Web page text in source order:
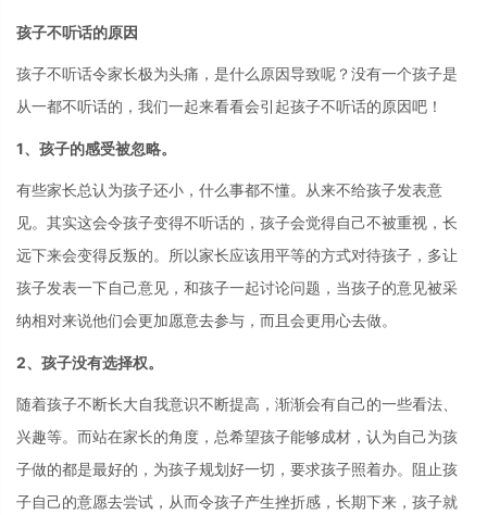
孩子不听话的原因
孩子不听话令家长极为头痛，是什么原因导致呢？没有一个孩子是
从一都不听话的，我们一起来看看会引起孩子不听话的原因吧！
1、孩子的感受被忽略。
有些家长总认为孩子还小，什么事都不懂。从来不给孩子发表意
见。其实这会令孩子变得不听话的，孩子会觉得自己不被重视，长
远下来会变得反叛的。所以家长应该用平等的方式对待孩子，多让
孩子发表一下自己意见，和孩子一起讨论问题，当孩子的意见被采
纳相对来说他们会更加愿意去参与，而且会更用心去做。
2、孩子没有选择权。
随着孩子不断长大自我意识不断提高，渐渐会有自己的一些看法、
兴趣等。而站在家长的角度，总希望孩子能够成材，认为自己为孩
子做的都是最好的，为孩子规划好一切，要求孩子照着办。阻止孩
子自己的意愿去尝试，从而令孩子产生挫折感，长期下来，孩子就